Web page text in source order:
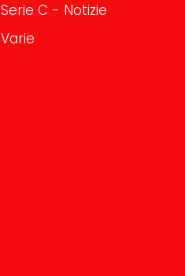
Serie C - Notizie
Varie